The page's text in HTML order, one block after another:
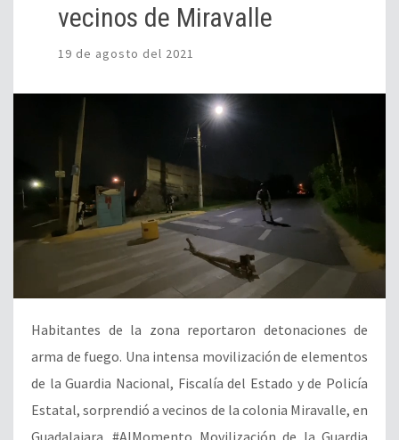
vecinos de Miravalle
19 de agosto del 2021
Habitantes de la zona reportaron detonaciones de
arma de fuego. Una intensa movilización de elementos
de la Guardia Nacional, Fiscalía del Estado y de Policía
Estatal, sorprendió a vecinos de la colonia Miravalle, en